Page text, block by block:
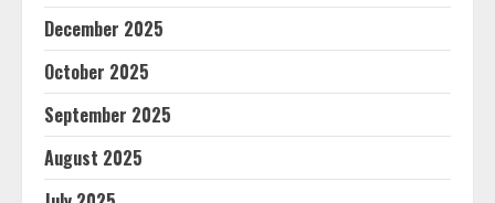
December 2025
October 2025
September 2025
August 2025